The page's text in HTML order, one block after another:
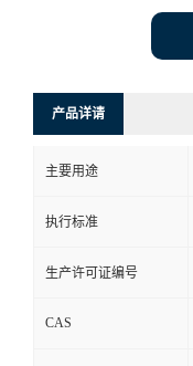
产品详请
主要用途
执行标准
生产许可证编号
CAS